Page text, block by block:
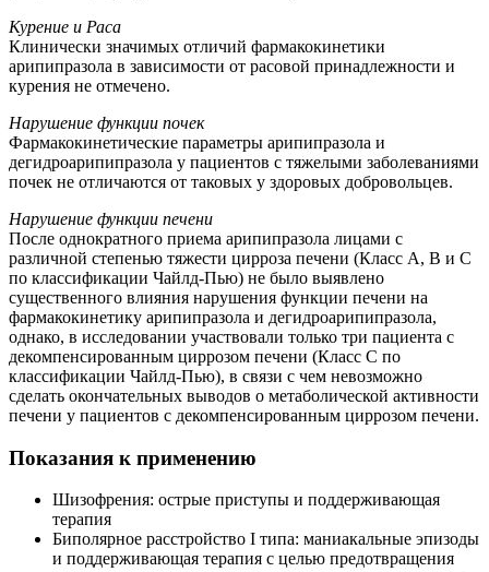
Курение и Раса
Клинически значимых отличий фармакокинетики
арипипразола в зависимости от расовой принадлежности и
курения не отмечено.
Нарушение функции почек
Фармакокинетические параметры арипипразола и
дегидроарипипразола у пациентов с тяжелыми заболеваниями
почек не отличаются от таковых у здоровых добровольцев.
Нарушение функции печени
После однократного приема арипипразола лицами с
различной степенью тяжести цирроза печени (Класс А, В и С
по классификации Чайлд-Пью) не было выявлено
существенного влияния нарушения функции печени на
фармакокинетику арипипразола и дегидроарипипразола,
однако, в исследовании участвовали только три пациента с
декомпенсированным циррозом печени (Класс С по
классификации Чайлд-Пью), в связи с чем невозможно
сделать окончательных выводов о метаболической активности
печени у пациентов с декомпенсированным циррозом печени.
Показания к применению
Шизофрения: острые приступы и поддерживающая
терапия
Биполярное расстройство I типа: маниакальные эпизоды
и поддерживающая терапия с целью предотвращения